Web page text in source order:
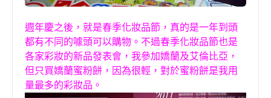
週年慶之後，就是春季化妝品節，真的是一年到頭
都有不同的噱頭可以購物。不過春季化妝品節也是
各家彩妝的新品發表會，我參加嬌蘭及艾倫比亞，
但只買嬌蘭蜜粉餅，因為很輕，對於蜜粉餅是我用
量最多的彩妝品。